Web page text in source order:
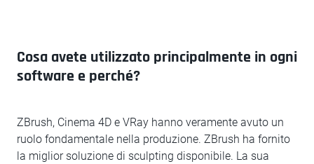
Cosa avete utilizzato principalmente in ogni
software e perché?
ZBrush, Cinema 4D e VRay hanno veramente avuto un
ruolo fondamentale nella produzione. ZBrush ha fornito
la miglior soluzione di sculpting disponibile. La sua